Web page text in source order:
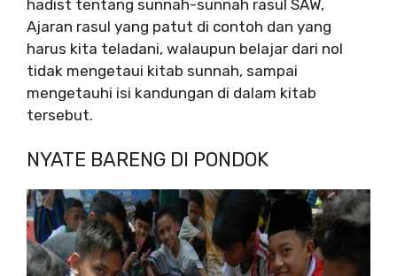
hadist tentang sunnah-sunnah rasul SAW,
Ajaran rasul yang patut di contoh dan yang
harus kita teladani, walaupun belajar dari nol
tidak mengetaui kitab sunnah, sampai
mengetauhi isi kandungan di dalam kitab
tersebut.
NYATE BARENG DI PONDOK